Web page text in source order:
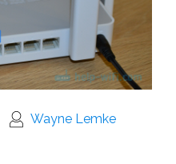
Wayne Lemke